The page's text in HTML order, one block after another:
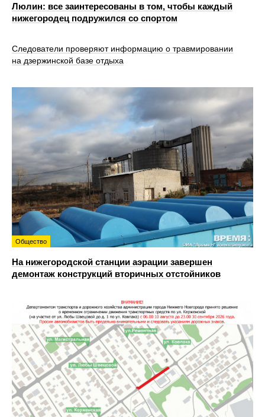
Люлин: все заинтересованы в том, чтобы каждый
нижегородец подружился со спортом
Следователи проверяют информацию о травмировании
на дзержинской базе отдыха
Общество
На нижегородской станции аэрации завершен
демонтаж конструкций вторичных отстойников